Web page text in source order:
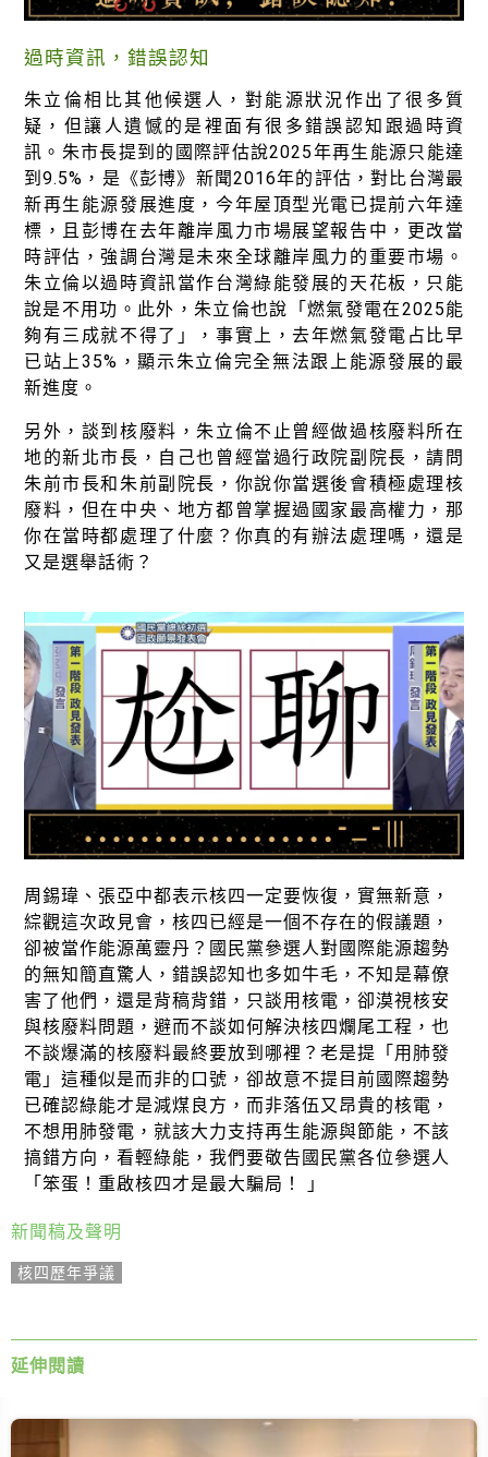
過時資訊，錯誤認知
朱立倫相比其他候選人，對能源狀況作出了很多質
疑，但讓人遺憾的是裡面有很多錯誤認知跟過時資
訊。朱市長提到的國際評估說2025年再生能源只能達
到9.5%，是《彭博》新聞2016年的評估，對比台灣最
新再生能源發展進度，今年屋頂型光電已提前六年達
標，且彭博在去年離岸風力市場展望報告中，更改當
時評估，強調台灣是未來全球離岸風力的重要市場。
朱立倫以過時資訊當作台灣綠能發展的天花板，只能
說是不用功。此外，朱立倫也說「燃氣發電在2025能
夠有三成就不得了」，事實上，去年燃氣發電占比早
已站上35%，顯示朱立倫完全無法跟上能源發展的最
新進度。
另外，談到核廢料，朱立倫不止曾經做過核廢料所在
地的新北市長，自己也曾經當過行政院副院長，請問
朱前市長和朱前副院長，你說你當選後會積極處理核
廢料，但在中央、地方都曾掌握過國家最高權力，那
你在當時都處理了什麼？你真的有辦法處理嗎，還是
又是選舉話術？
周錫瑋、張亞中都表示核四一定要恢復，實無新意，
綜觀這次政見會，核四已經是一個不存在的假議題，
卻被當作能源萬靈丹？國民黨參選人對國際能源趨勢
的無知簡直驚人，錯誤認知也多如牛毛，不知是幕僚
害了他們，還是背稿背錯，只談用核電，卻漠視核安
與核廢料問題，避而不談如何解決核四爛尾工程，也
不談爆滿的核廢料最終要放到哪裡？老是提「用肺發
電」這種似是而非的口號，卻故意不提目前國際趨勢
已確認綠能才是減煤良方，而非落伍又昂貴的核電，
不想用肺發電，就該大力支持再生能源與節能，不該
搞錯方向，看輕綠能，我們要敬告國民黨各位參選人
「笨蛋！重啟核四才是最大騙局！ 」
新聞稿及聲明
核四歷年爭議
延伸閱讀